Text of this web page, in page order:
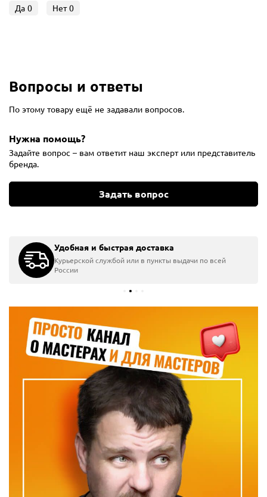
Да 0 Нет0
Вопросы и ответы
По этому товару ещё не задавали вопросов.
Нужна помощь?
Задайте вопрос – вам ответит наш эксперт или представитель
бренда.
Задать вопрос
Удобная и быстрая доставка
Курьерской службой или в пункты выдачи по всей
России